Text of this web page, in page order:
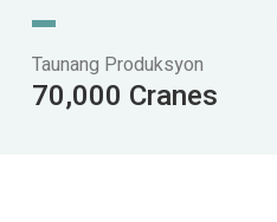
Taunang Produksyon
70,000 Cranes